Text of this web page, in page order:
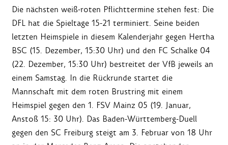
Die nächsten weiß-roten Pflichttermine stehen fest: Die
DFL hat die Spieltage 15-21 terminiert. Seine beiden
letzten Heimspiele in diesem Kalenderjahr gegen Hertha
BSC (15. Dezember, 15:30 Uhr) und den FC Schalke 04
(22. Dezember, 15:30 Uhr) bestreitet der VfB jeweils an
einem Samstag. In die Rückrunde startet die
Mannschaft mit dem roten Brustring mit einem
Heimspiel gegen den 1. FSV Mainz 05 (19. Januar,
Anstoß 15: 30 Uhr). Das Baden-Württemberg-Duell
gegen den SC Freiburg steigt am 3. Februar von 18 Uhr